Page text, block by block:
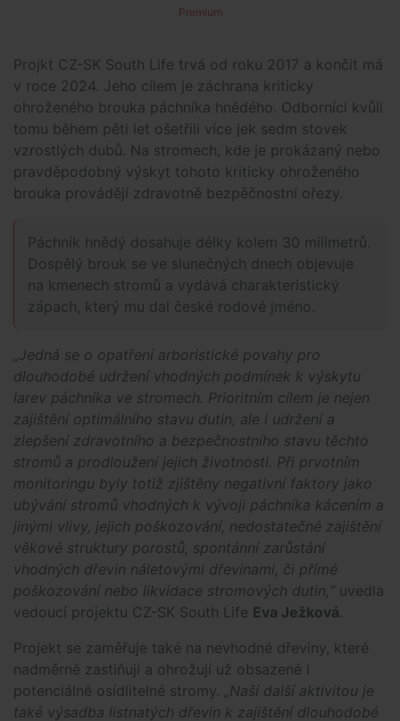
Premium
Projkt CZ-SK South Life trvá od roku 2017 a končit má
v roce 2024. Jeho cílem je záchrana kriticky
ohroženého brouka páchníka hnědého. Odborníci kvůli
tomu během pěti let ošetřili více jek sedm stovek
vzrostlých dubů. Na stromech, kde je prokázaný nebo
pravděpodobný výskyt tohoto kriticky ohroženého
brouka provádějí zdravotně bezpěčnostní ořezy.
Páchník hnědý dosahuje délky kolem 30 milimetrů.
Dospělý brouk se ve slunečných dnech objevuje
na kmenech stromů a vydává charakteristický
zápach, který mu dal české rodové jméno.
„Jedná se o opatření arboristické povahy pro
dlouhodobé udržení vhodných podmínek k výskytu
larev páchníka ve stromech. Prioritním cílem je nejen
zajištění optimálního stavu dutin, ale i udržení a
zlepšení zdravotního a bezpečnostního stavu těchto
stromů a prodloužení jejich životnosti. Při prvotním
monitoringu byly totiž zjištěny negativní faktory jako
ubývání stromů vhodných k vývoji páchníka kácením a
jinými vlivy, jejich poškozování, nedostatečné zajištění
věkové struktury porostů, spontánní zarůstání
vhodných dřevin náletovými dřevinami, či přímé
poškozování nebo likvidace stromových dutin,“ uvedla
vedoucí projektu CZ-SK South Life Eva Ježková.
Projekt se zaměřuje také na nevhodné dřeviny, které
nadměrně zastiňují a ohrožují už obsazené i
potenciálně osídlitelné stromy.
„Naší další aktivitou je
také výsadba listnatých dřevin k zajištění dlouhodobé